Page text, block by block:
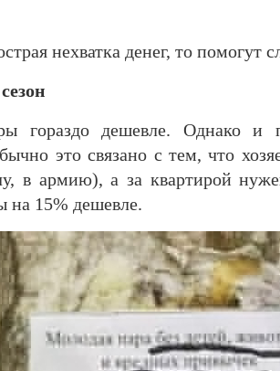
нехватка денег, то помогут
гораздо дешевле. Однако и
это связано с тем, что
в армию), а за квартирой
на 15% дешевле.